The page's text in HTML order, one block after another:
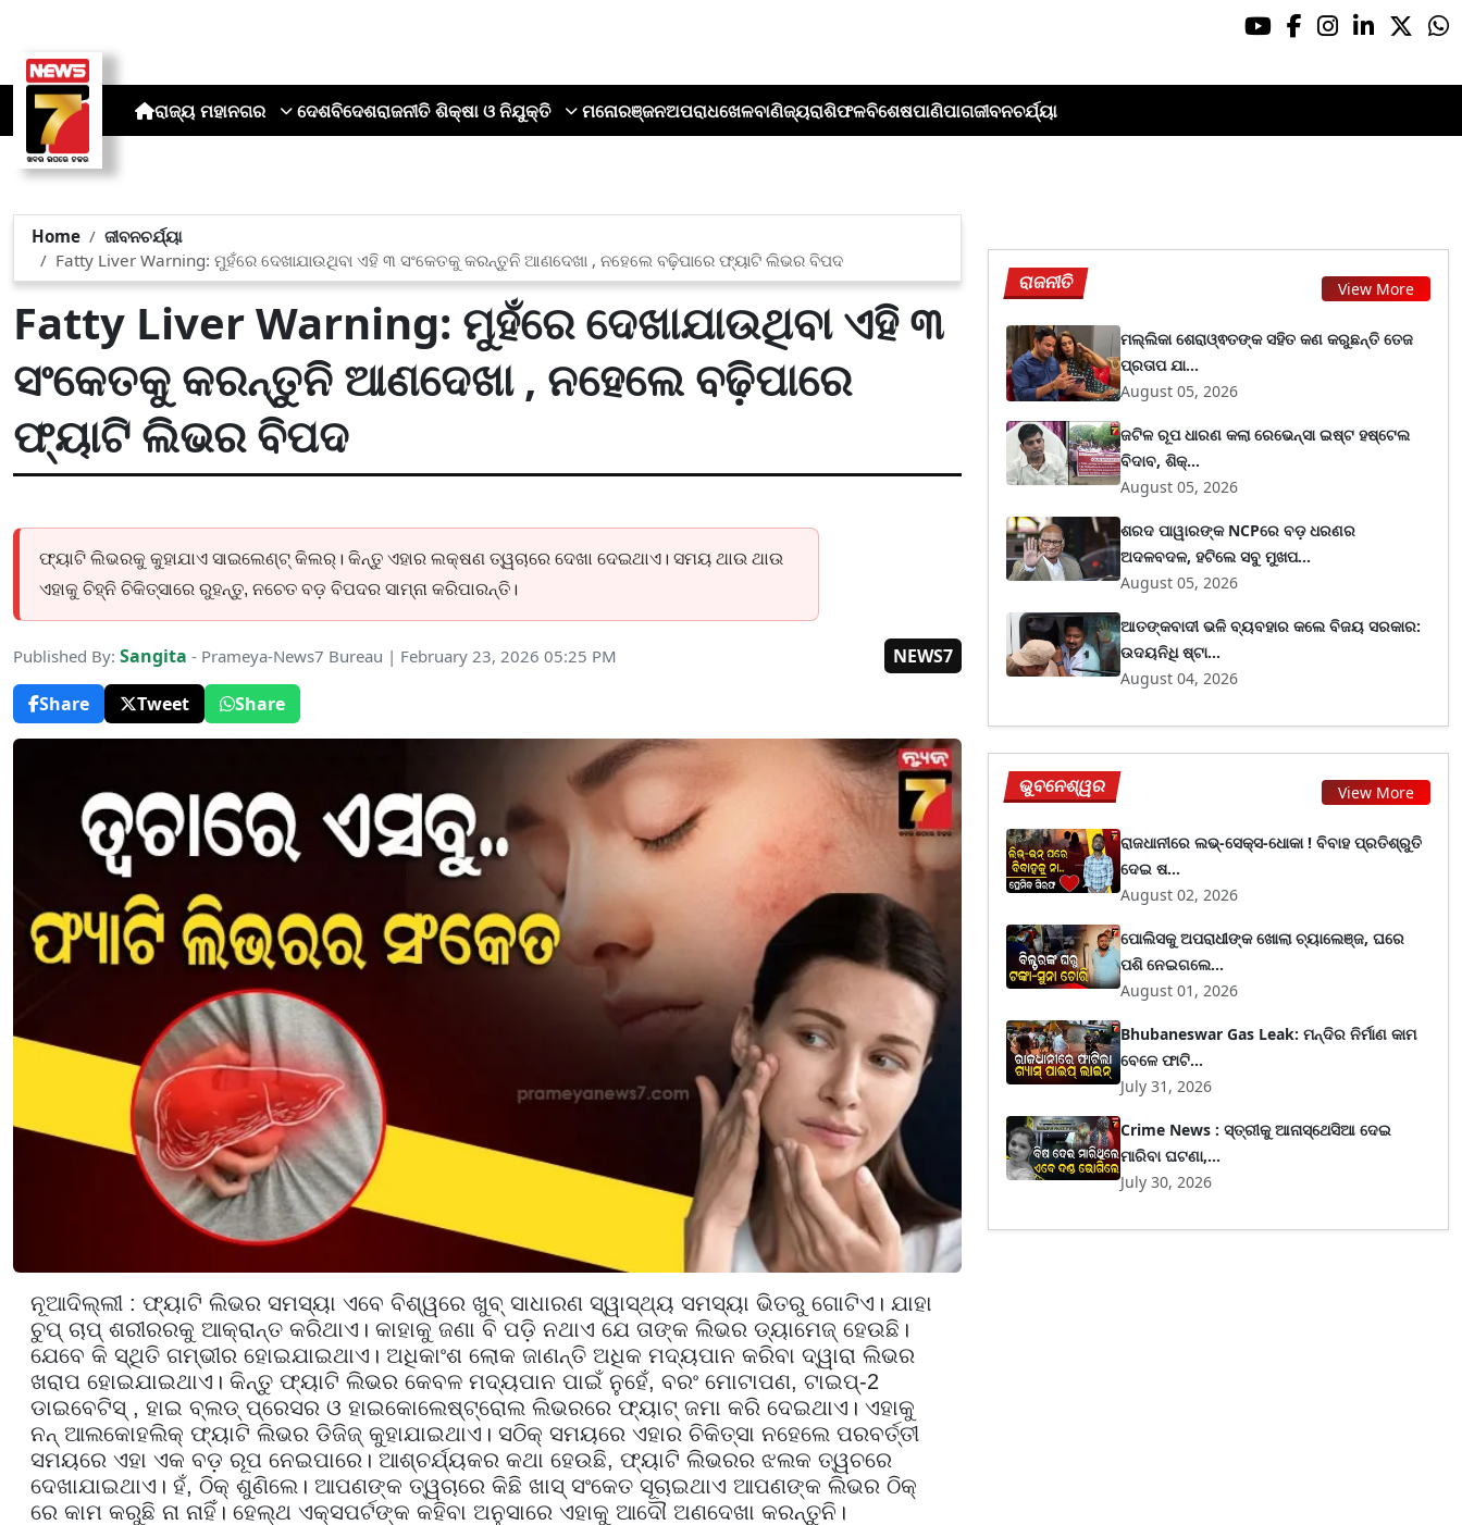
ରାଜ୍ୟ ମହାନଗର ଦେଶବିଦେଶରାଜନୀତି ଶିକ୍ଷା ଓ ନିଯୁକ୍ତି ମନୋରଞ୍ଜନଅପରାଧଖେଳବାଣିଜ୍ୟରାଶିଫଳବିଶେଷପାଣିପାଗଜୀବନଚର୍ଯ୍ୟା
Home
ଜୀବନଚର୍ଯ୍ୟା
Fatty Liver Warning: ମୁହଁରେ ଦେଖାଯାଉଥିବା ଏହି ୩ ସଂକେତକୁ କରନ୍ତୁନି ଆଣଦେଖା , ନହେଲେ ବଢ଼ିପାରେ ଫ୍ୟାଟି ଲିଭର ବିପଦ
Fatty Liver Warning: ମୁହଁରେ ଦେଖାଯାଉଥିବା ଏହି ୩
ସଂକେତକୁ କରନ୍ତୁନି ଆଣଦେଖା , ନହେଲେ ବଢ଼ିପାରେ
ଫ୍ୟାଟି ଲିଭର ବିପଦ
ଫ୍ୟାଟି ଲିଭରକୁ କୁହାଯାଏ ସାଇଲେଣ୍ଟ୍ କିଲର୍। କିନ୍ତୁ ଏହାର ଲକ୍ଷଣ ତ୍ୱଚାରେ ଦେଖା ଦେଇଥାଏ। ସମୟ ଥାଉ ଥାଉ
ଏହାକୁ ଚିହ୍ନି ଚିକିତ୍ସାରେ ରୁହନ୍ତୁ, ନଚେତ ବଡ଼ ବିପଦର ସାମ୍ନା କରିପାରନ୍ତି।
Published By: Sangita - Prameya-News7 Bureau | February 23, 2026 05:25 PM
NEWS7
Share
Tweet Share
ନୂଆଦିଲ୍ଲୀ : ଫ୍ୟାଟି ଲିଭର ସମସ୍ୟା ଏବେ ବିଶ୍ୱରେ ଖୁବ୍ ସାଧାରଣ ସ୍ୱାସ୍ଥ୍ୟ ସମସ୍ୟା ଭିତରୁ ଗୋଟିଏ। ଯାହା
ଚୁପ୍ ଚାପ୍ ଶରୀରରକୁ ଆକ୍ରାନ୍ତ କରିଥାଏ। କାହାକୁ ଜଣା ବି ପଡ଼ି ନଥାଏ ଯେ ତାଙ୍କ ଲିଭର ଡ୍ୟାମେଜ୍ ହେଉଛି।
ଯେବେ କି ସ୍ଥିତି ଗମ୍ଭୀର ହୋଇଯାଇଥାଏ। ଅଧିକାଂଶ ଲୋକ ଜାଣନ୍ତି ଅଧିକ ମଦ୍ୟପାନ କରିବା ଦ୍ୱାରା ଲିଭର
ଖରାପ ହୋଇଯାଇଥାଏ। କିନ୍ତୁ ଫ୍ୟାଟି ଲିଭର କେବଳ ମଦ୍ୟପାନ ପାଇଁ ନୁହେଁ, ବରଂ ମୋଟାପଣ, ଟାଇପ୍-2
ଡାଇବେଟିସ୍ , ହାଇ ବ୍ଲଡ୍ ପ୍ରେସର ଓ ହାଇକୋଲେଷ୍ଟ୍ରୋଲ ଲିଭରରେ ଫ୍ୟାଟ୍ ଜମା କରି ଦେଇଥାଏ। ଏହାକୁ
ନନ୍ ଆଲକୋହଲିକ୍ ଫ୍ୟାଟି ଲିଭର ଡିଜିଜ୍ କୁହାଯାଇଥାଏ। ସଠିକ୍ ସମୟରେ ଏହାର ଚିକିତ୍ସା ନହେଲେ ପରବର୍ତ୍ତୀ
ସମୟରେ ଏହା ଏକ ବଡ଼ ରୂପ ନେଇପାରେ। ଆଶ୍ଚର୍ଯ୍ୟକର କଥା ହେଉଛି, ଫ୍ୟାଟି ଲିଭରର ଝଲକ ତ୍ୱଚରେ
ଦେଖାଯାଇଥାଏ। ହଁ, ଠିକ୍ ଶୁଣିଲେ। ଆପଣଙ୍କ ତ୍ୱଚାରେ କିଛି ଖାସ୍ ସଂକେତ ସୂଚାଇଥାଏ ଆପଣଙ୍କ ଲିଭର ଠିକ୍
ରେ କାମ କରୁଛି ନା ନାହିଁ। ହେଲ୍ଥ ଏକ୍ସପର୍ଟଙ୍କ କହିବା ଅନୁସାରେ ଏହାକୁ ଆଦୌ ଅଣଦେଖା କରନ୍ତୁନି।
ରାଜନୀତି View More
ମଲ୍ଲିକା ଶେରାଓ୍ଵତଙ୍କ ସହିତ କଣ କରୁଛନ୍ତି ତେଜ
ପ୍ରତାପ ଯା...
August 05, 2026
ଜଟିଳ ରୂପ ଧାରଣ କଲା ରେଭେନ୍ସା ଇଷ୍ଟ ହଷ୍ଟେଲ
ବିଦାବ, ଶିକ୍...
August 05, 2026
ଶରଦ ପାୱାରଙ୍କ NCPରେ ବଡ଼ ଧରଣର
ଅଦଳବଦଳ, ହଟିଲେ ସବୁ ମୁଖପ...
August 05, 2026
ଆତଙ୍କବାଦୀ ଭଳି ବ୍ୟବହାର କଲେ ବିଜୟ ସରକାର:
ଉଦୟନିଧି ଷ୍ଟା...
August 04, 2026
ଭୁବନେଶ୍ୱର View More
ରାଜଧାନୀରେ ଲଭ୍-ସେକ୍ସ-ଧୋକା ! ବିବାହ ପ୍ରତିଶ୍ରୁତି
ଦେଇ ଷ...
August 02, 2026
ପୋଲିସକୁ ଅପରାଧୀଙ୍କ ଖୋଲା ଚ୍ୟାଲେଞ୍ଜ, ଘରେ
ପଶି ନେଇଗଲେ...
August 01, 2026
Bhubaneswar Gas Leak: ମନ୍ଦିର ନିର୍ମାଣ କାମ
ବେଳେ ଫାଟି...
July 31, 2026
Crime News : ସ୍ତ୍ରୀକୁ ଆନାସ୍ଥେସିଆ ଦେଇ
ମାରିବା ଘଟଣା,...
July 30, 2026